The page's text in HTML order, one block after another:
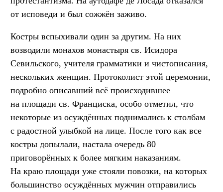
от исповеди и был сожжён заживо.
Костры вспыхивали один за другим. На них
возводили монахов монастыря св. Исидора
Севильского, учителя грамматики и чистописания,
нескольких женщин. Протоколист этой церемонии,
подробно описавший всё происходившее
на площади св. Франциска, особо отметил, что
некоторые из осуждённых поднимались к столбам
с радостной улыбкой на лице. После того как все
костры допылали, настала очередь 80
приговорённых к более мягким наказаниям.
На краю площади уже стояли повозки, на которых
большинство осуждённых мужчин отправились